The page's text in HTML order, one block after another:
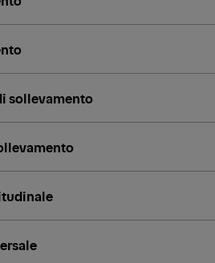
sollevamento